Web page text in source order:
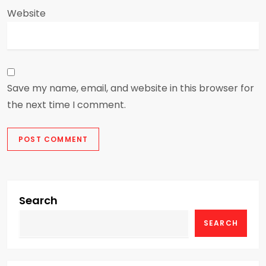
Website
Save my name, email, and website in this browser for
the next time I comment.
Search
SEARCH